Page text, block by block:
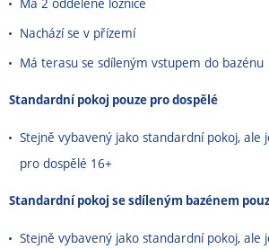
Nachází se v přízemí
Má terasu se sdíleným vstupem do bazénu
Standardní pokoj pouze pro dospělé
Stejně vybavený jako standardní pokoj, ale
pro dospělé 16+
Standardní pokoj se sdíleným bazénem
Stejně vybavený jako standardní pokoj, ale